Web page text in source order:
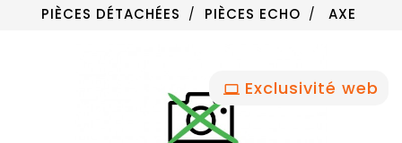
PIÈCES DÉTACHÉES
PIÈCES ECHO AXE
Exclusivité web